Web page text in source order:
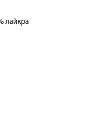
лайкра